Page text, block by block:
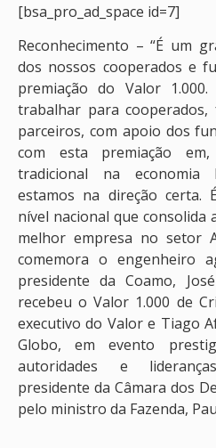
[bsa_pro_ad_space id=7]
Reconhecimento – “É um
dos nossos cooperados e
premiação do Valor
trabalhar para cooperados,
parceiros, com apoio dos
com esta premiação
tradicional na economia
estamos na direção certa.
nível nacional que consolida
melhor empresa no setor
comemora o engenheiro
presidente da Coamo,
recebeu o Valor 1.000 de
executivo do Valor e Tiago
Globo, em evento
autoridades e
presidente da Câmara dos
pelo ministro da Fazenda,